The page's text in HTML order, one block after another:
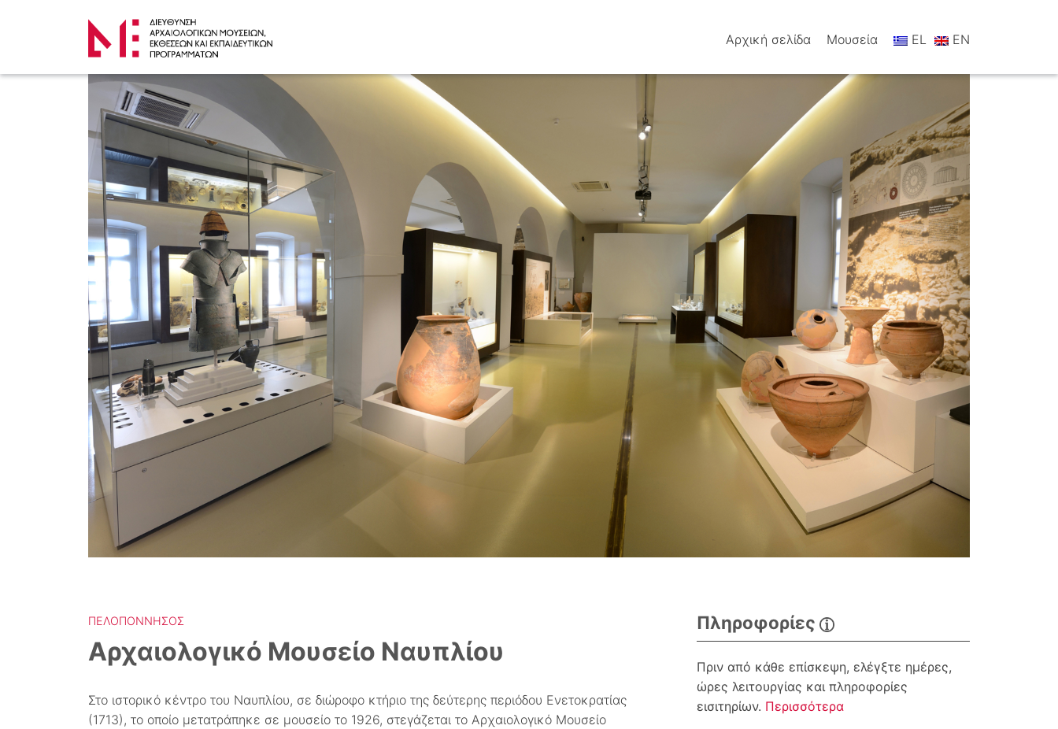
Αρχική σελίδα Μουσεία EL EN
ΠΕΛΟΠΌΝΝΗΣΟΣ
Αρχαιολογικό Μουσείο Ναυπλίου
Στο ιστορικό κέντρο του Ναυπλίου, σε διώροφο κτήριο της δεύτερης περιόδου Ενετοκρατίας
(1713), το οποίο μετατράπηκε σε μουσείο το 1926, στεγάζεται το Αρχαιολογικό Μουσείο
Πληροφορίες
Πριν από κάθε επίσκεψη, ελέγξτε ημέρες,
ώρες λειτουργίας και πληροφορίες
εισιτηρίων. Περισσότερα